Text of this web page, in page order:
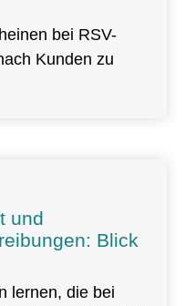
bei RSV-
Kunden zu
und
Blick
lernen, die bei